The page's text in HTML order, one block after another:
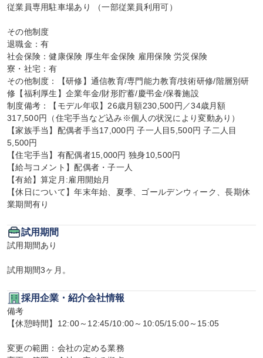
従業員専用駐車場あり （一部従業員利用可）
その他制度
退職金：有
社会保険：健康保険 厚生年金保険 雇用保険 労災保険
寮・社宅：有
その他制度：【研修】通信教育/専門能力教育/技術研修/階層別研
修【福利厚生】企業年金/財形貯蓄/慶弔金/保養施設
制度備考：【モデル年収】26歳月額230,500円／34歳月額
317,500円（住宅手当など込み※個人の状況により変動あり）
【家族手当】配偶者手当17,000円 子一人目5,500円 子二人目
5,500円
【住宅手当】有配偶者15,000円 独身10,500円
【給与コメント】配偶者・子一人
【有給】算定月:雇用開始月
【休日について】年末年始、夏季、ゴールデンウィーク、長期休
業期間有り
試用期間
試用期間あり
試用期間3ヶ月。
採用企業・紹介会社情報
備考
【休憩時間】12:00～12:45/10:00～10:05/15:00～15:05
変更の範囲：会社の定める業務